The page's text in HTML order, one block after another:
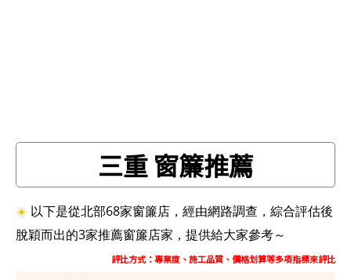
三重 窗簾推薦
☀️ 以下是從北部68家窗簾店，經由網路調查，綜合評估後
脫穎而出的3家推薦窗簾店家，提供給大家參考～
評比方式：專業度、施工品質、價格划算等多項指標來評比